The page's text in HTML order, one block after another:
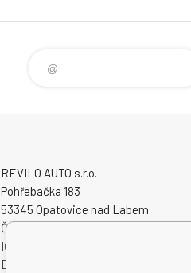
REVILO AUTO s.r.o.
Pohřebačka 183
53345 Opatovice nad Labem
Česká republika
IČO: 60931868
DIČ: CZ60931868